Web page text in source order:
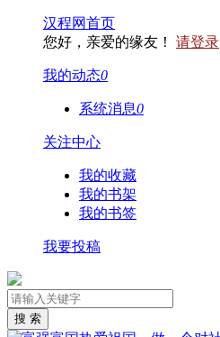
汉程网首页
您好，亲爱的缘友！ 请登录
我的动态0
系统消息0
关注中心
我的收藏
我的书架
我的书签
我要投稿